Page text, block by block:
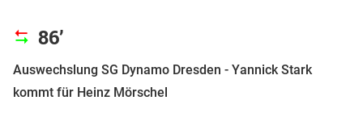
86’
Auswechslung SG Dynamo Dresden - Yannick Stark
kommt für Heinz Mörschel